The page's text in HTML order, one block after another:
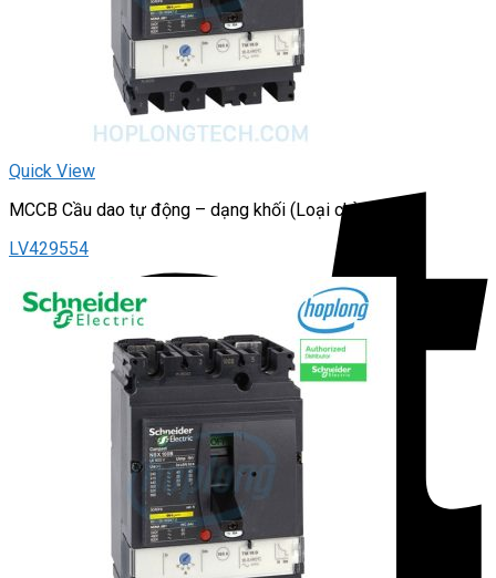
Quick View
MCCB Cầu dao tự động – dạng khối (Loại chỉnh dòng)
LV429554